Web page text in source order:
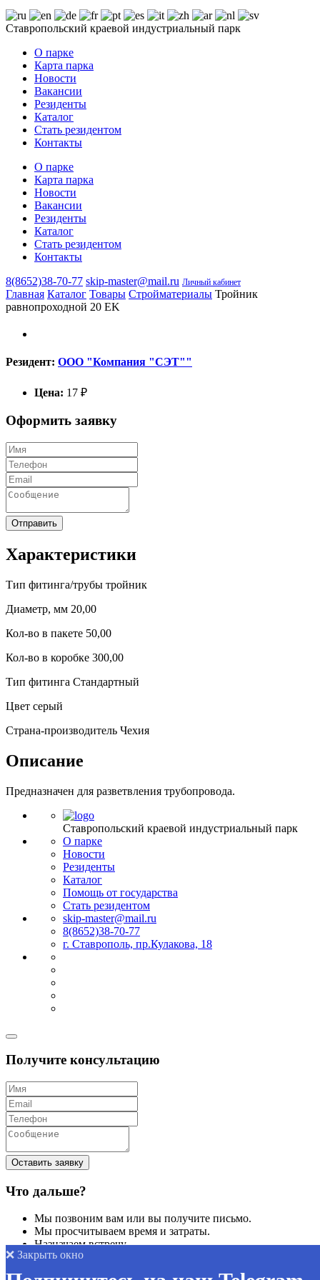
Ставропольский краевой индустриальный парк
О парке
Карта парка
Новости
Вакансии
Резиденты
Каталог
Стать резидентом
Контакты
О парке
Карта парка
Новости
Вакансии
Резиденты
Каталог
Стать резидентом
Контакты
8(8652)38-70-77 skip-master@mail.ru Личный кабинет
Главная Каталог Товары Стройматериалы Тройник
равнопроходной 20 EK
Резидент: ООО "Компания "СЭТ""
Цена: 17 ₽
Оформить заявку
Отправить
Характеристики
Тип фитинга/трубы тройник
Диаметр, мм 20,00
Кол-во в пакете 50,00
Кол-во в коробке 300,00
Тип фитинга Стандартный
Цвет серый
Страна-производитель Чехия
Описание
Предназначен для разветвления трубопровода.
❌ Закрыть окно
Ставропольский краевой индустриальный парк
О парке
Новости
Резиденты
Каталог
Помощь от государства
Стать резидентом
skip-master@mail.ru
8(8652)38-70-77
г. Ставрополь, пр.Кулакова, 18
Получите консультацию
Оставить заявку
Что дальше?
Мы позвоним вам или вы получите письмо.
Мы просчитываем время и затраты.
Назначаем встречу.
Позвоните нам